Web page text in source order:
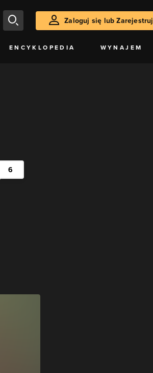
Zaloguj się lub Zarejestruj
ENCYKLOPEDIA WYNAJEM
6